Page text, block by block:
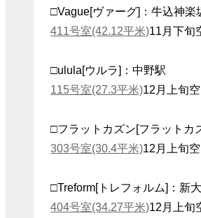
□Vague[ヴァーグ]：牛込神楽
411号室(42.12平米)11月下旬
□ulula[ウルラ]：中野駅
115号室(27.3平米)12月上旬
□フラットカズン[フラットカ
303号室(30.4平米)12月上旬
□Treform[トレフォルム]：新
404号室(34.27平米)12月上旬